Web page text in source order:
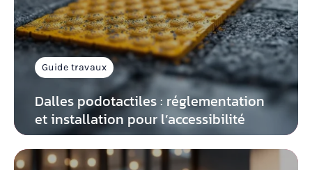
Guide travaux
Dalles podotactiles : réglementation
et installation pour l’accessibilité